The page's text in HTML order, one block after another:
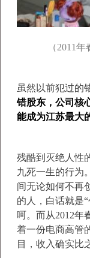
（2011
虽然以前犯过的
错股东，公司核
能成为江苏最大
残酷到灭绝人性
九死一生的行为
间无论如何不再
的人，白话就是
呵。而从2012年
着一份电商高管
目，收入确实比